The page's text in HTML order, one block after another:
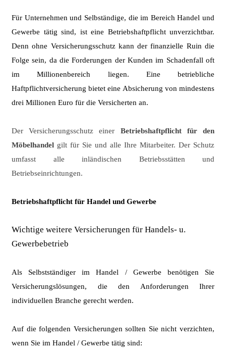
Für Unternehmen und Selbständige, die im Bereich Handel und
Gewerbe tätig sind, ist eine Betriebshaftpflicht unverzichtbar.
Denn ohne Versicherungsschutz kann der finanzielle Ruin die
Folge sein, da die Forderungen der Kunden im Schadenfall oft
im Millionenbereich liegen. Eine betriebliche
Haftpflichtversicherung bietet eine Absicherung von mindestens
drei Millionen Euro für die Versicherten an.
Der Versicherungsschutz einer Betriebshaftpflicht für den
Möbelhandel gilt für Sie und alle Ihre Mitarbeiter. Der Schutz
umfasst alle inländischen Betriebsstätten und
Betriebseinrichtungen.
Betriebshaftpflicht für Handel und Gewerbe
Wichtige weitere Versicherungen für Handels- u.
Gewerbebetrieb
Als Selbstständiger im Handel / Gewerbe benötigen Sie
Versicherungs­lösungen, die den Anforderungen Ihrer
individuellen Branche gerecht werden.
Auf die folgenden Versicherungen sollten Sie nicht verzichten,
wenn Sie im Handel / Gewerbe tätig sind: